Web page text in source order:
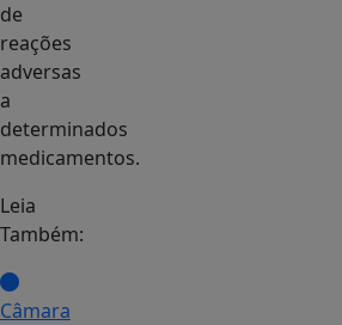
de
reações
adversas
a
determinados
medicamentos.
Leia
Também:
Câmara